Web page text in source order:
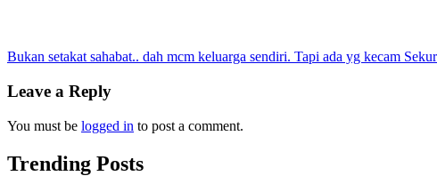
Post
navigation
Bukan setakat sahabat.. dah mcm keluarga sendiri. Tapi ada yg kecam
Leave a Reply
You must be logged in to post a comment.
Trending Posts